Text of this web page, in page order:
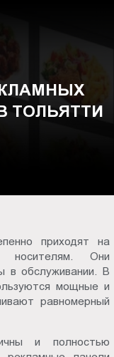
ТОЛЬЯТТИ
приходят на
носителям. Они
в обслуживании. В
мощные и
равномерный
и полностью